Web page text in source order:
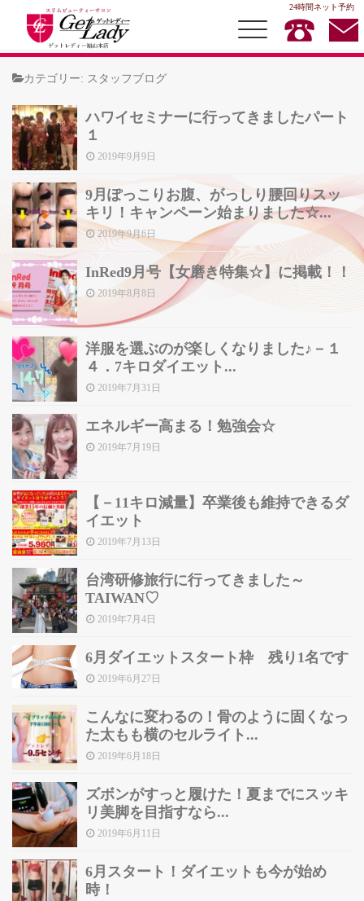
24時間ネット予約
TOP
MENU
店内キャンペーン
スタッフ紹介
お客様の声
お問合せ
カテゴリー: スタッフブログ
ハワイセミナーに行ってきましたパート
１
2019年9月9日
9月ぽっこりお腹、がっしり腰回りスッ
キリ！キャンペーン始まりました☆...
2019年9月6日
InRed9月号【女磨き特集☆】に掲載！！
2019年8月8日
洋服を選ぶのが楽しくなりました♪－１
４．7キロダイエット...
2019年7月31日
エネルギー高まる！勉強会☆
2019年7月19日
【－11キロ減量】卒業後も維持できるダ
イエット
2019年7月13日
台湾研修旅行に行ってきました～
TAIWAN♡
2019年7月4日
6月ダイエットスタート枠 残り1名です
2019年6月27日
こんなに変わるの！骨のように固くなっ
た太もも横のセルライト...
2019年6月18日
ズボンがすっと履けた！夏までにスッキ
リ美脚を目指すなら...
2019年6月11日
6月スタート！ダイエットも今が始め
時！